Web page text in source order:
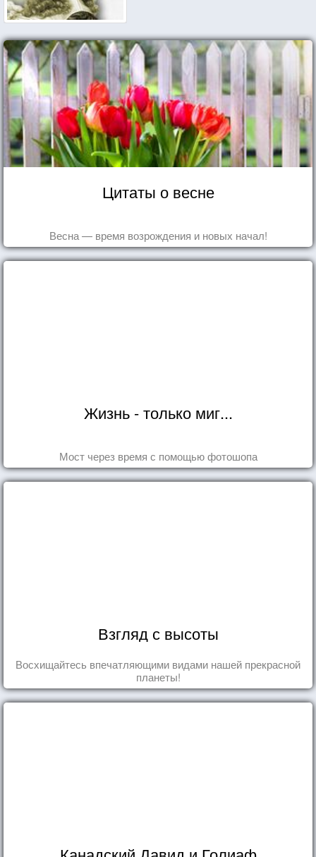
Цитаты о весне
Весна — время возрождения и новых начал!
Жизнь - только миг...
Мост через время с помощью фотошопа
Взгляд с высоты
Восхищайтесь впечатляющими видами нашей прекрасной
планеты!